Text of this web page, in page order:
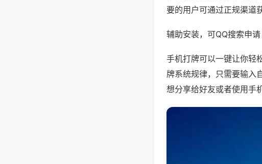
要的用户可通过正规渠道
辅助安装，可QQ搜索申
手机打牌可以一键让你轻
牌系统规律，只需要输入
想分享给好友或者使用手